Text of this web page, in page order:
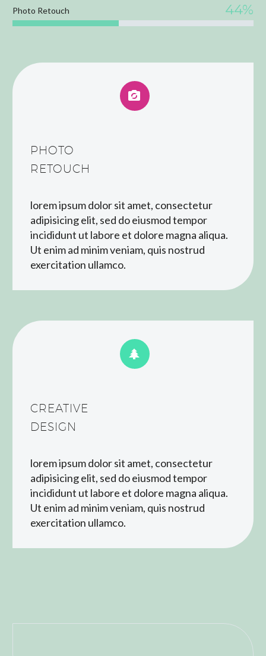
Photo Retouch 44%


PHOTO
RETOUCH
lorem ipsum dolor sit amet, consectetur
adipisicing elit, sed do eiusmod tempor
incididunt ut labore et dolore magna aliqua.
Ut enim ad minim veniam, quis nostrud
exercitation ullamco.


CREATIVE
DESIGN
lorem ipsum dolor sit amet, consectetur
adipisicing elit, sed do eiusmod tempor
incididunt ut labore et dolore magna aliqua.
Ut enim ad minim veniam, quis nostrud
exercitation ullamco.